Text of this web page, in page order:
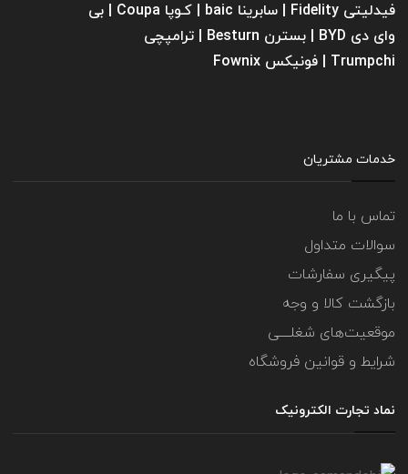
فیدلیتی Fidelity | سابرینا ‌baic | کـوپا Coupa | بی
وای دی BYD | بسترن Besturn | ترامپچی
Trumpchi | فونیکس Fownix
خدمات مشتریان
تماس با ما
سوالات متداول
پیگیری سفارشات
بازگشت کالا و وجه
موقعیت‌های شغلــــی
شرایط و قوانین فروشگاه
نماد تجارت الکترونیک